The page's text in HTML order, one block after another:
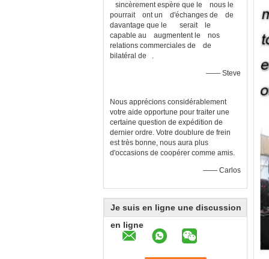
sincèrement espère que le nous le
pourrait ont un d'échanges de de
davantage que le serait le
capable au augmentent le nos
relations commerciales de de
bilatéral de .
—— Steve
Nous apprécions considérablement
votre aide opportune pour traiter une
certaine question de expédition de
dernier ordre. Votre doublure de frein
est très bonne, nous aura plus
d'occasions de coopérer comme amis.
—— Carlos
Je suis en ligne une discussion
en ligne